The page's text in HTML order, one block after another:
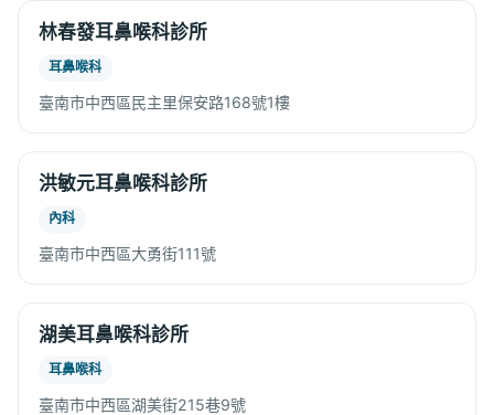
林春發耳鼻喉科診所
耳鼻喉科
臺南市中西區民主里保安路168號1樓
洪敏元耳鼻喉科診所
內科
臺南市中西區大勇街111號
湖美耳鼻喉科診所
耳鼻喉科
臺南市中西區湖美街215巷9號